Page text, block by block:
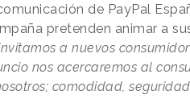
de PayPal
pretenden animar a
a nuevos
nos acercaremos al
comodidad,